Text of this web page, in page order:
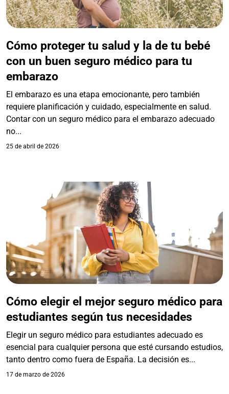
Cómo proteger tu salud y la de tu bebé
con un buen seguro médico para tu
embarazo
El embarazo es una etapa emocionante, pero también
requiere planificación y cuidado, especialmente en salud.
Contar con un seguro médico para el embarazo adecuado
no...
25 de abril de 2026
Cómo elegir el mejor seguro médico para
estudiantes según tus necesidades
Elegir un seguro médico para estudiantes adecuado es
esencial para cualquier persona que esté cursando estudios,
tanto dentro como fuera de España. La decisión es...
17 de marzo de 2026